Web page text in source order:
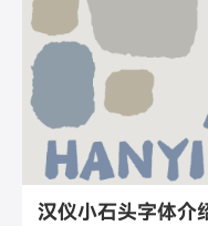
汉仪小石头字体介